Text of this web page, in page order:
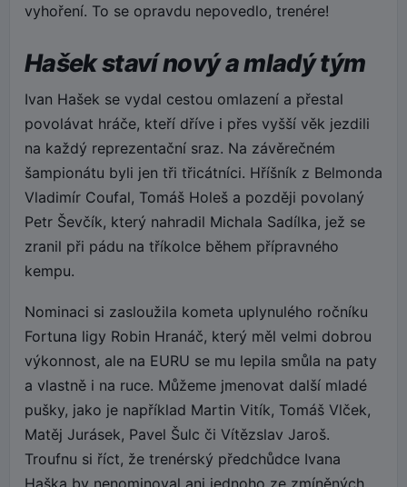
vyhoření. To se opravdu nepovedlo, trenére!
Hašek staví nový a mladý tým
Ivan Hašek se vydal cestou omlazení a přestal
povolávat hráče, kteří dříve i přes vyšší věk jezdili
na každý reprezentační sraz. Na závěrečném
šampionátu byli jen tři třicátníci. Hříšník z Belmonda
Vladimír Coufal, Tomáš Holeš a později povolaný
Petr Ševčík, který nahradil Michala Sadílka, jež se
zranil při pádu na tříkolce během přípravného
kempu.
Nominaci si zasloužila kometa uplynulého ročníku
Fortuna ligy Robin Hranáč, který měl velmi dobrou
výkonnost, ale na EURU se mu lepila smůla na paty
a vlastně i na ruce. Můžeme jmenovat další mladé
pušky, jako je například Martin Vitík, Tomáš Vlček,
Matěj Jurásek, Pavel Šulc či Vítězslav Jaroš.
Troufnu si říct, že trenérský předchůdce Ivana
Haška by nenominoval ani jednoho ze zmíněných.